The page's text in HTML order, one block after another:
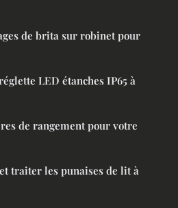
de brita sur robinet pour
LED étanches IP65 à
de rangement pour votre
traiter les punaises de lit à